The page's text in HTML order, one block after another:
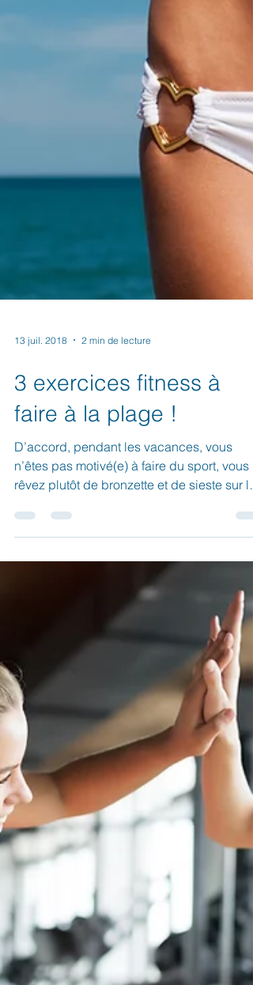
3 exercices fitness à
faire à la plage !
D’accord, pendant les vacances, vous
n’êtes pas motivé(e) à faire du sport, vous
rêvez plutôt de bronzette et de sieste sur la